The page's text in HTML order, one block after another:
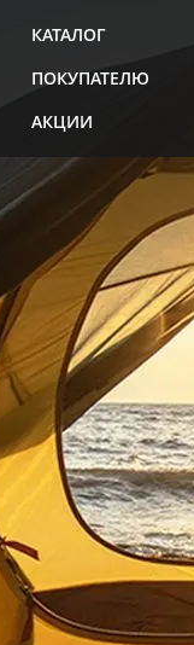
КАТАЛОГ
ПОКУПАТЕЛЮ
АКЦИИ